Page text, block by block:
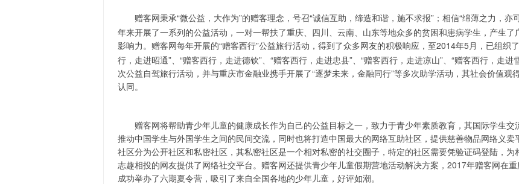
赠客网秉承“微公益，大作为”的赠客理念，号召“诚信互助，缔造和谐，施不求报”；相信“绵薄之力，亦
年来开展了一系列的公益活动，一对一帮扶了重庆、四川、云南、山东等地众多的贫困和患病学生，产生了
影响力 。赠客网每年开展的“赠客西行”公益旅行活动，得到了众多网友的积极响应，至2014年5月，已组织
行，走进昭通”、“赠客西行，走进德钦”、“赠客西行，走进忠县”、“赠客西行，走进凉山”、“赠客西行，走进
次公益自驾旅行活动，并与重庆市金融业携手开展了“逐梦未来，金融同行”等多次助学活动，其社会价值观
认同。
赠客网将帮助青少年儿童的健康成长作为自己的公益目标之一，致力于青少年素质教育，其国际学生交
推动中国学生与外国学生之间的民间交流，同时也将打造中国最大的网络互助社区，提供慈善物品网络义卖
社区分为公开社区和私密社区，其私密社区是一个相对私密的社交圈子，特定的社区需要凭验证码登陆，为
志趣相投的网友提供了网络社交平台。赠客网还提供青少年儿童假期营地活动解决方案，2017年赠客网在重
成功举办了六期夏令营，吸引了来自全国各地的少年儿童，好评如潮。